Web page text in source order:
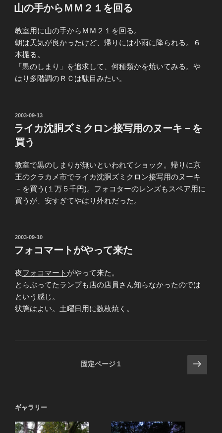
稿
日:
山の手からＭＭ２１を回る
教室用に山の手からＭＭ２１を回る。
朝は天気が良かったけど、帰りには小雨に降られる。６
本撮る。
「黒のしまり」を追求して、何種類かを焼いてみる。や
はり多階調のＲＣは駄目みたい。
投
稿
日:
2003-09-13
ライカ沈胴ズミクロン接写用のヌーキ－を
買う
教室で黒のしまりが無いといわれてショック。帰りに京
王のクラカメ市でライカ沈胴ズミクロン接写用のヌーキ
－を買う(１万５千円)。フォコターのレンズもスペア用に
買うが、安すぎてやはり外れだった。
投
稿
日:
2003-09-10
フォコマートがやって来た
夜フォコマート がやって来た。
とらぶってたランプも店の店員さん知らなかったのでは
という感じ。
状態はよい。土曜日用に数枚焼く。
ペ
固定ページ 1
次
の
ギャラリー